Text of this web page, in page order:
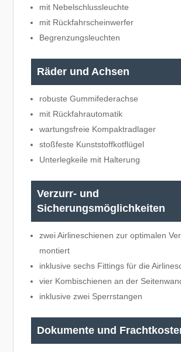
mit Nebelschlussleuchte
mit Rückfahrscheinwerfer
Begrenzungsleuchten
Räder und Achsen
robuste Gummifederachse
mit Rückfahrautomatik
wartungsfreie Kompaktradlager
stoßfeste Kunststoffkotflügel
Unterlegkeile mit Halterung
Verzurr- und
Sicherungsmöglichkeiten
zwei Airlineschienen zur optimalen
montiert
inklusive sechs Fittings für die
vier Kombischienen an der
inklusive zwei Sperrstangen
Dokumente und